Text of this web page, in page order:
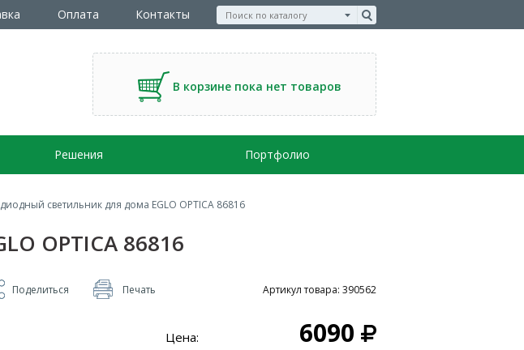
Оплата Контакты
В корзине пока нет товаров
Решения Портфолио
светильник для дома EGLO OPTICA 86816
OPTICA 86816
Поделиться Печать Артикул товара: 390562
Цена: 6090